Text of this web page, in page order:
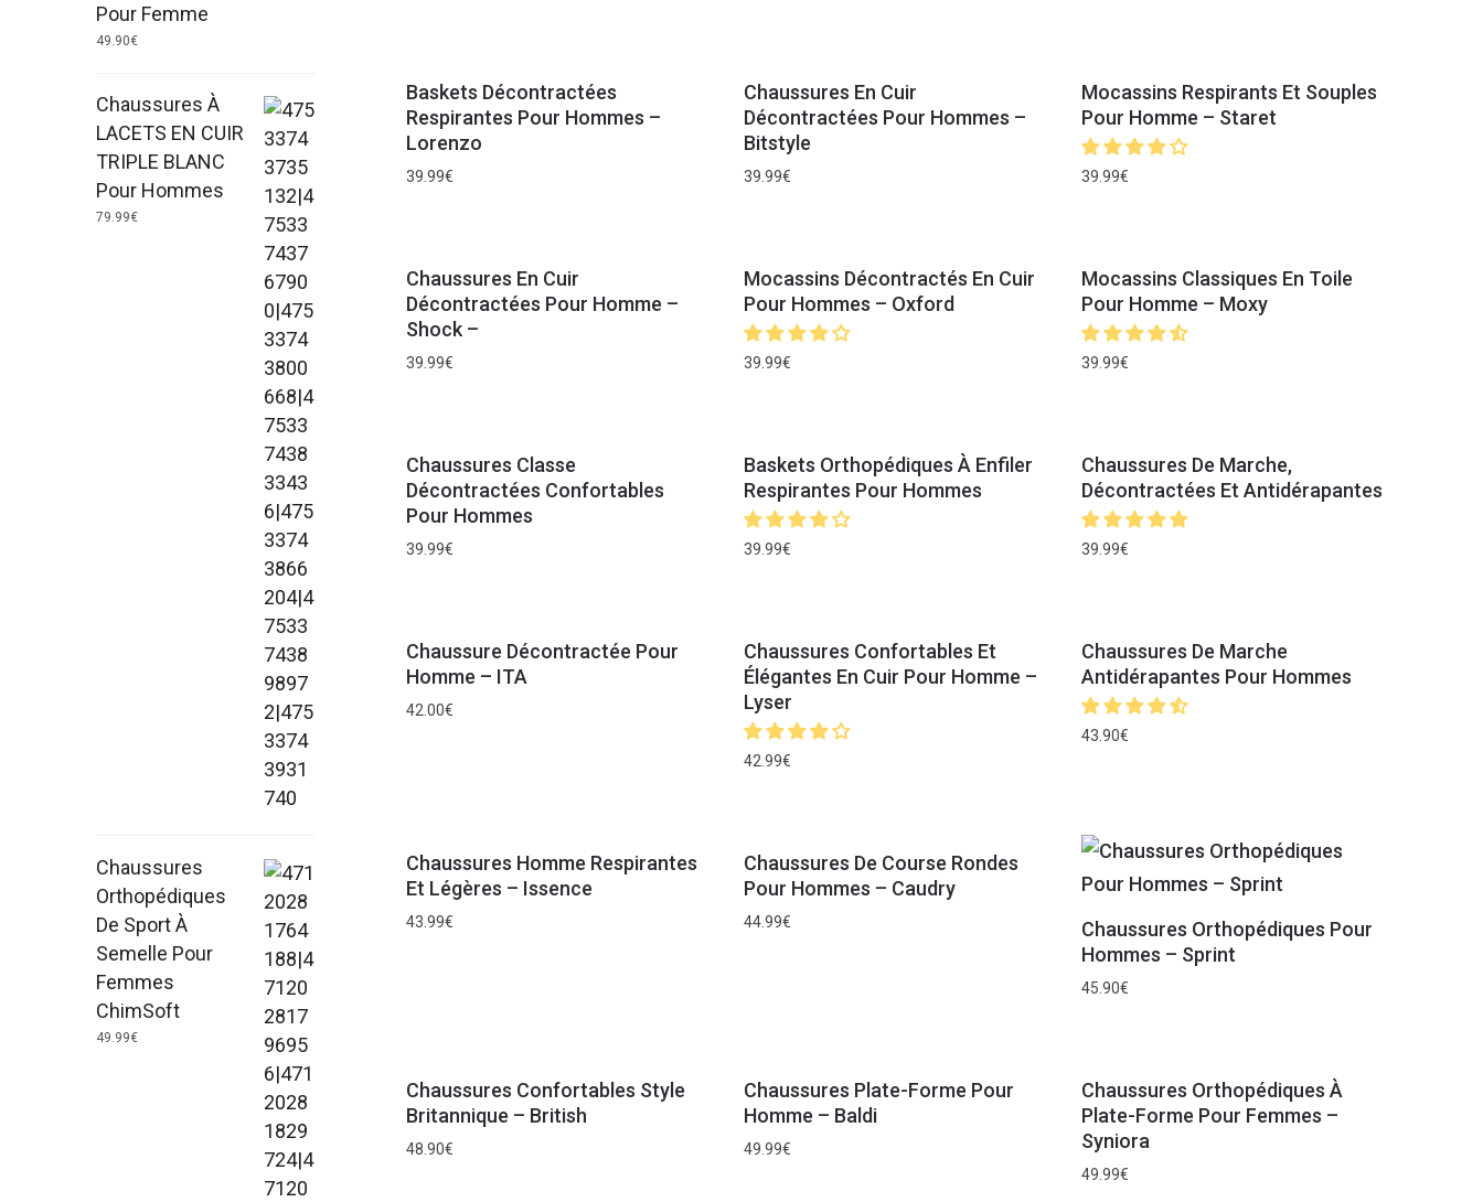
Baskets Décontractées
Respirantes Pour Hommes –
Lorenzo
39.99€
Chaussures En Cuir
Décontractées Pour Hommes –
Bitstyle
39.99€
Mocassins Respirants Et Souples
Pour Homme – Staret
39.99€
Chaussures En Cuir
Décontractées Pour Homme –
Shock –
39.99€
Mocassins Décontractés En Cuir
Pour Hommes – Oxford
39.99€
Mocassins Classiques En Toile
Pour Homme – Moxy
39.99€
Chaussures Classe
Décontractées Confortables
Pour Hommes
39.99€
Baskets Orthopédiques À Enfiler
Respirantes Pour Hommes
39.99€
Chaussures De Marche,
Décontractées Et Antidérapantes
39.99€
Chaussure Décontractée Pour
Homme – ITA
42.00€
Chaussures Confortables Et
Élégantes En Cuir Pour Homme –
Lyser
42.99€
Chaussures De Marche
Antidérapantes Pour Hommes
43.90€
Chaussures Homme Respirantes
Et Légères – Issence
43.99€
Chaussures De Course Rondes
Pour Hommes – Caudry
44.99€
Chaussures Orthopédiques Pour
Hommes – Sprint
45.90€
Chaussures Confortables Style
Britannique – British
48.90€
Chaussures Plate-Forme Pour
Homme – Baldi
49.99€
Chaussures Orthopédiques À
Plate-Forme Pour Femmes –
Syniora
49.99€
Pour Femme
49.90€
Chaussures À
LACETS EN CUIR
TRIPLE BLANC
Pour Hommes
79.99€
Chaussures
Orthopédiques
De Sport À
Semelle Pour
Femmes
ChimSoft
49.99€